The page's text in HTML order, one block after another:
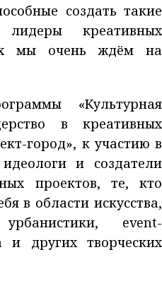
создать такие
креативных
мы очень ждём на
«Культурная
в креативных
город», к участию в
и создатели
проектов, те, кто
в области искусства,
event-
и других творческих